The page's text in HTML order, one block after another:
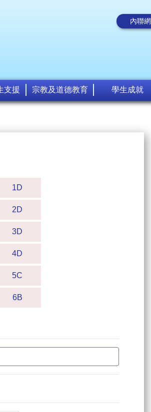
內聯網
支援 宗教及道德教育 學生成就
1D
2D
3D
4D
5C
6B